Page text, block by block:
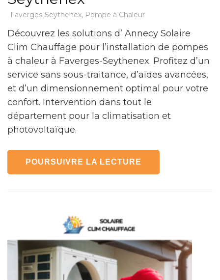
Faverges-Seythenex, Pompe à Chaleur
Découvrez les solutions d’ Annecy Solaire
Clim Chauffage pour l’installation de pompes
à chaleur à Faverges-Seythenex. Profitez d’un
service sans sous-traitance, d’aides avancées,
et d’un dimensionnement optimal pour votre
confort. Intervention dans tout le
département pour la climatisation et
photovoltaïque.
POURSUIVRE LA LECTURE